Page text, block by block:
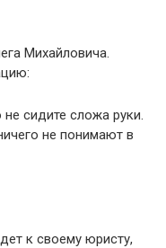
Михайловича.
сидите сложа руки.
не понимают в
к своему юристу,